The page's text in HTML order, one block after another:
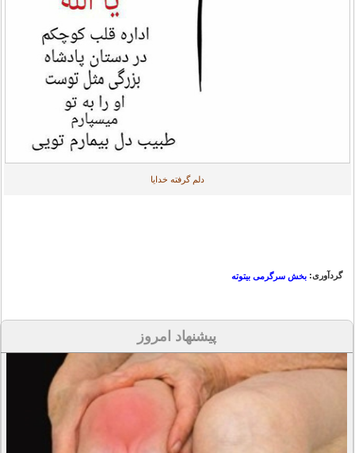
دلم گرفته خدایا
گردآوری: بخش سرگرمی بیتوته
پیشنهاد امروز